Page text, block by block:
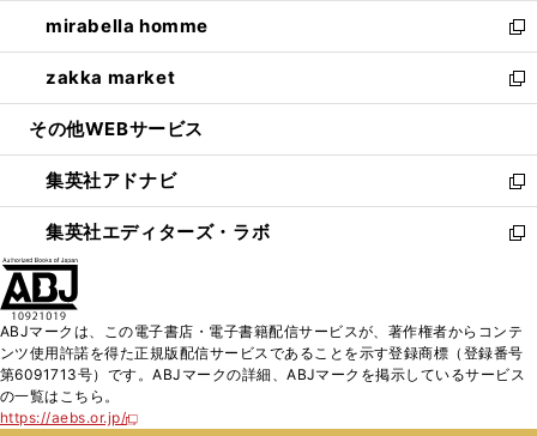
く
で
開
く
ド
ウ
で
開
ィ
ン
ド
ウ
開
く
し
い
ウ
ィ
ン
ウ
で
開
く
mirabella homme
新
し
い
ウ
ン
ド
ウ
で
zakka market
新
し
ウ
ィ
ン
ド
く
その他WEBサービス
集英社アドナビ
新
し
い
ド
ウ
で
集英社エディターズ・ラボ
新
ィ
ン
ABJマークは、この電子書店・電子書籍配信サービスが、著作権者からコンテ
ンツ使用許諾を得た正規版配信サービスであることを示す登録商標（登録番号
第6091713号）です。ABJマークの詳細、ABJマークを掲示しているサービス
の一覧はこちら。
https://aebs.or.jp/
新